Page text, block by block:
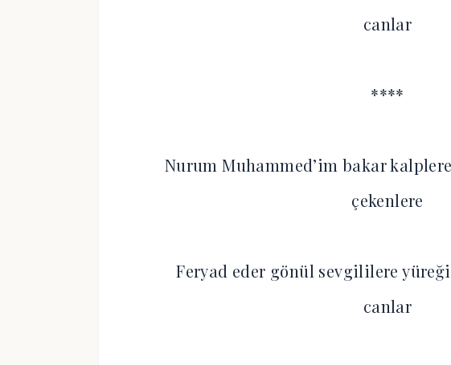
canlar
****
Nurum Muhammed’im bakar
çekenlere
Feryad eder gönül sevgililere
canlar